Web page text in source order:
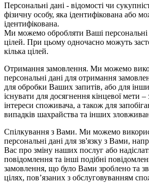
Персональні дані - відомості чи
фізичну особу, яка ідентифікована або
ідентифікована.
Ми можемо обробляти Ваші персональні
цілей. При цьому одночасно можуть
кілька цілей.
Отримання замовлення. Ми можемо
персональні дані для отримання
для обробки Ваших запитів, або для
існувати для досягнення кінцевої мети
інтереси споживача, а також для
випадків шахрайства та інших
Спілкування з Вами. Ми можемо
персональні дані для зв'язку з Вами,
Вас про зміну наших послуг або
повідомлення та інші подібні
замовлення, що було Вами зроблено та
цілях, пов’язаних з обслуговуванням